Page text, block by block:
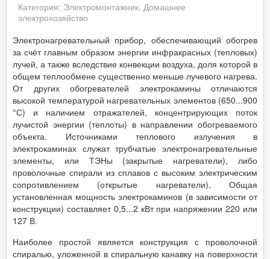
Категория: Электромонтажник. Домашнее
электрохозяйство
Электронагревательный прибор, обеспечивающий обогрев
за счёт главным образом энергии инфракрасных (тепловых)
лучей, а также вследствие конвекции воздуха, доля которой в
общем теплообмене существенно меньше лучевого нагрева.
От других обогревателей электрокамины отличаются
высокой температурой нагревательных элементов (650...900
°С) и наличием отражателей, концентрирующих поток
лучистой энергии (теплоты) в направлении обогреваемого
объекта. Источниками теплового излучения в
электрокаминах служат трубчатые электронагревательные
элементы, или ТЭНы (закрытые нагреватели), либо
проволочные спирали из сплавов с высоким электрическим
сопротивлением (открытые нагреватели). Общая
установленная мощность электрокаминов (в зависимости от
конструкции) составляет 0,5...2 кВт при напряжении 220 или
127 В.
Наиболее простой является конструкция с проволочной
спиралью, уложенной в спиральную канавку на поверхности